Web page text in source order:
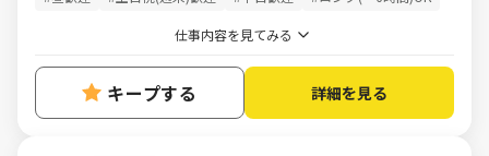
仕事内容を見てみる
キープする 詳細を見る